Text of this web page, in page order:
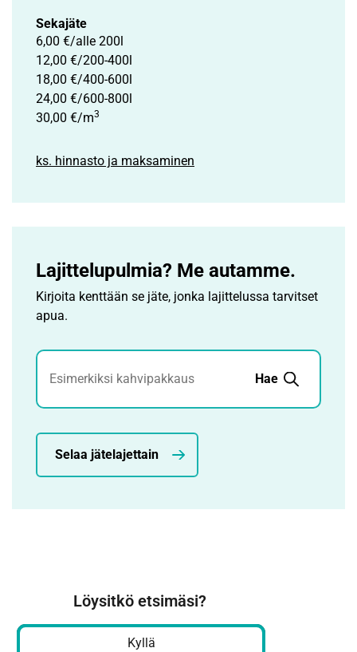
Sekajäte
6,00 €/alle 200l
12,00 €/200-400l
18,00 €/400-600l
24,00 €/600-800l
30,00 €/m3
ks. hinnasto ja maksaminen
Lajittelupulmia? Me autamme.
Kirjoita kenttään se jäte, jonka lajittelussa tarvitset
apua.
Jätehaku
Hae
Selaa jätelajettain
Löysitkö etsimäsi?
Kyllä